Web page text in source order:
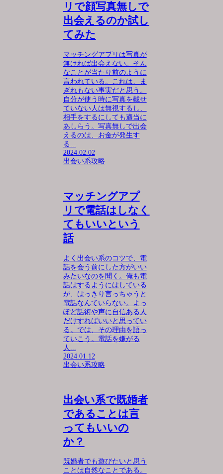
リで顔写真無しで
出会えるのか試し
てみた
マッチングアプリは写真が
無ければ出会えない。そん
なことが当たり前のように
言われている。これは、ま
ぎれもない事実だと思う。
自分が使う時に写真を載せ
ていない人は無視するし、
相手をするにしても適当に
あしらう。写真無しで出会
えるのは、お金が発生す
る...
2024.02.02
出会い系攻略
マッチングアプ
リで電話はしなく
てもいいという
話
よく出会い系のコツで、電
話を会う前にした方がいい
みたいなのを聞く。俺も電
話はするようにはしている
が、はっきり言っちゃうと
電話なんていらない。よっ
ぽど話術や声に自信ある人
だけすればいいと思ってい
る。では、その理由を語っ
ていこう。電話を嫌がる
人...
2024.01.12
出会い系攻略
出会い系で既婚者
であることは言
ってもいいの
か？
既婚者でも遊びたいと思う
ことは自然なことである。